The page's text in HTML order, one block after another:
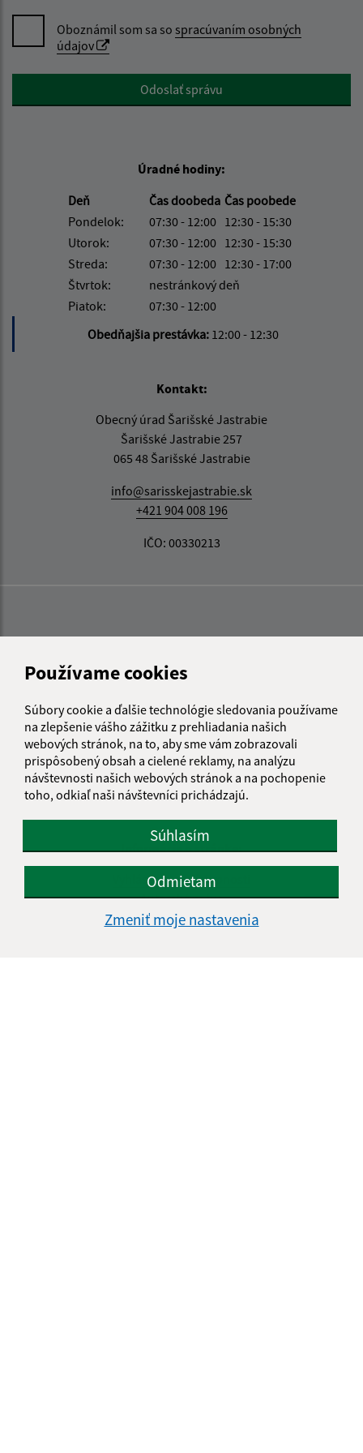
Používame cookies
Súbory cookie a ďalšie technológie sledovania používame
na zlepšenie vášho zážitku z prehliadania našich
webových stránok, na to, aby sme vám zobrazovali
prispôsobený obsah a cielené reklamy, na analýzu
návštevnosti našich webových stránok a na pochopenie
toho, odkiaľ naši návštevníci prichádzajú.
Súhlasím
Odmietam
Zmeniť moje nastavenia
Oboznámil som sa so spracúvaním osobných
údajov
Google reCaptcha ResponseOdoslať správu
Úradné hodiny:
Deň
Čas doobeda Čas poobede
Pondelok:
07:30 - 12:00 12:30 - 15:30
Utorok:
07:30 - 12:00 12:30 - 15:30
Streda:
07:30 - 12:00 12:30 - 17:00
Štvrtok:
nestránkový deň
Piatok:
07:30 - 12:00
Obedňajšia prestávka: 12:00 - 12:30
Kontakt:
Obecný úrad Šarišské Jastrabie
Šarišské Jastrabie 257
065 48 Šarišské Jastrabie
info@sarisskejastrabie.sk
+421 904 008 196
IČO: 00330213
Informácie o stránke:
Vyhlásenie o prístupnosti
Autorské práva
Ochrana osobných údajov